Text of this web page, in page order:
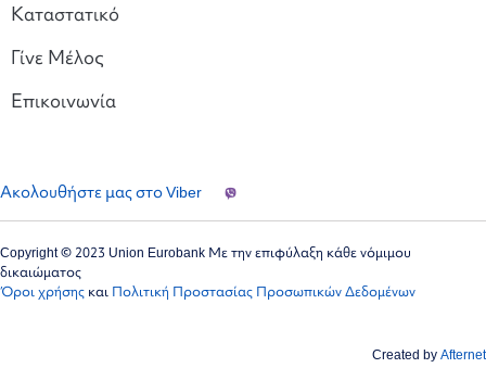
Καταστατικό
Γίνε Μέλος
Επικοινωνία
Ακολουθήστε μας στο Viber
Copyright © 2023 Union Eurobank Με την επιφύλαξη κάθε νόμιμου
δικαιώματος
Όροι χρήσης και Πολιτική Προστασίας Προσωπικών Δεδομένων
Created byAfternet